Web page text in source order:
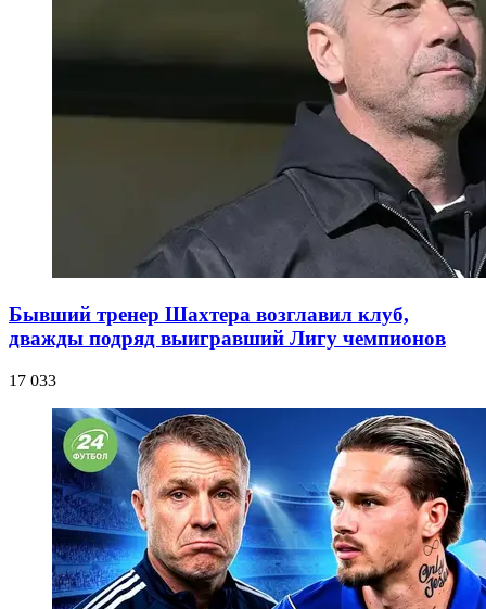
Бывший тренер Шахтера возглавил клуб,
дважды подряд выигравший Лигу чемпионов
17 033